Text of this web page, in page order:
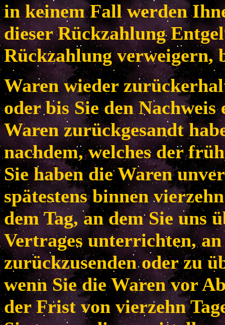
in keinem Fall werden
dieser Rückzahlung
Rückzahlung verweigern,
Waren wieder
oder bis Sie den
Waren zurückgesandt
nachdem, welches der
Sie haben die Waren
spätestens binnen
dem Tag, an dem Sie uns
Vertrages unterrichten, an
zurückzusenden oder zu
wenn Sie die Waren vor
der Frist von vierzehn